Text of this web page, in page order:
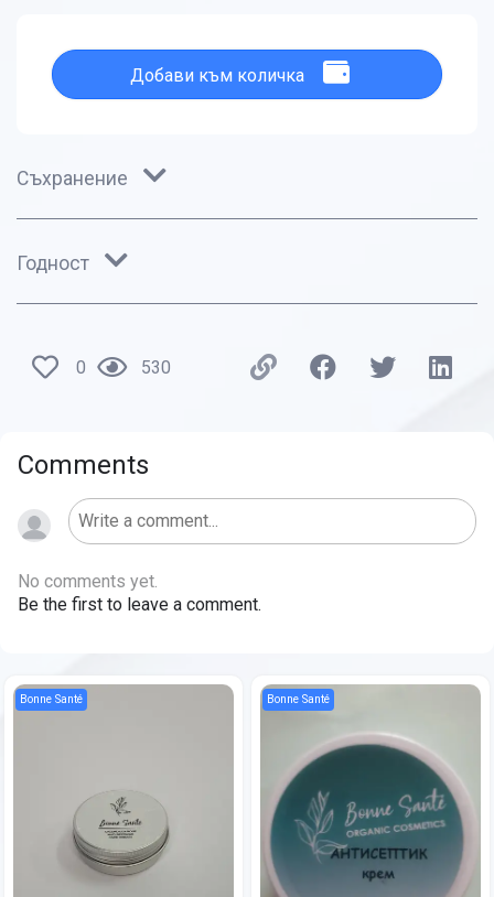
Добави към количка
Съхранение
Годност
0 530
Comments
No comments yet.
Be the first to leave a comment.
Bonne Santé Bonne Santé